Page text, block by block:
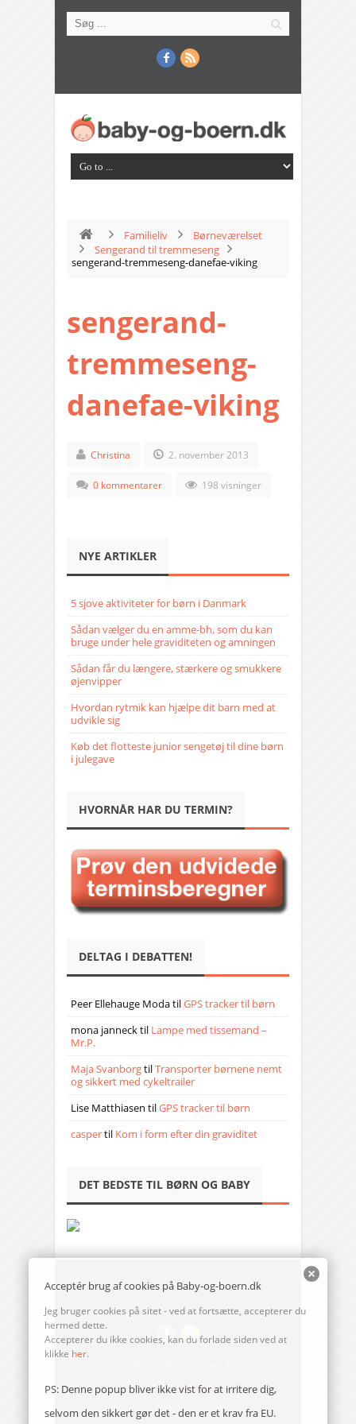
Familieliv
Børneværelset
Sengerand til tremmeseng
sengerand-tremmeseng-danefae-viking
sengerand-
tremmeseng-
danefae-viking
Christina 2. november 2013
0 kommentarer 198 visninger
NYE ARTIKLER
5 sjove aktiviteter for børn i Danmark
Sådan vælger du en amme-bh, som du kan
bruge under hele graviditeten og amningen
Sådan får du længere, stærkere og smukkere
øjenvipper
Hvordan rytmik kan hjælpe dit barn med at
udvikle sig
Køb det flotteste junior sengetøj til dine børn
i julegave
HVORNÅR HAR DU TERMIN?
DELTAG I DEBATTEN!
Peer Ellehauge ModatilGPS tracker til børn
mona jannecktil Lampe med tissemand –
Mr.P.
Maja SvanborgtilTransporter børnene nemt
og sikkert med cykeltrailer
Lise Matthiasen tilGPS tracker til børn
caspertil Kom i form efter din graviditet
DET BEDSTE TIL BØRN OG BABY
Send en mail til redaktionen
Acceptér brug af cookies på Baby-og-boern.dk
Jeg bruger cookies på sitet - ved at fortsætte, accepterer du
hermed dette.
Accepterer du ikke cookies, kan du forlade siden ved at
klikke her.
PS: Denne popup bliver ikke vist for at irritere dig,
selvom den sikkert gør det - den er et krav fra EU.